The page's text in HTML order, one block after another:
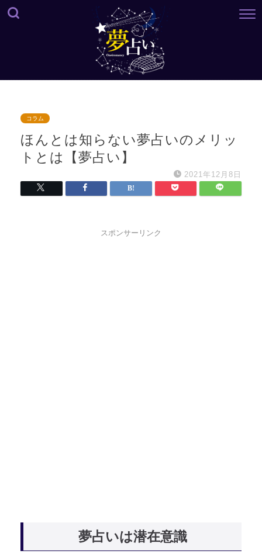
コラム
ほんとは知らない夢占いのメリッ
トとは【夢占い】
2021年12月8日
スポンサーリンク
夢占いは潜在意識